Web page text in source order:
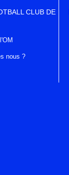
CLUB DE
nous ?